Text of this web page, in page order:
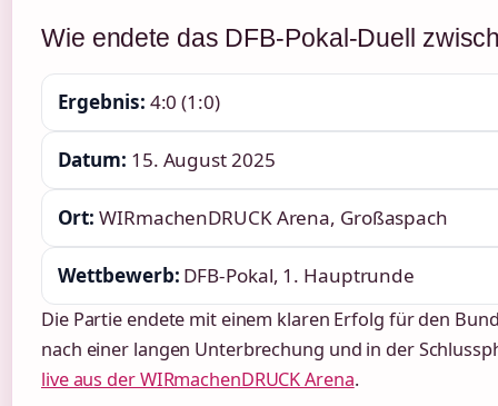
Wie endete das DFB-Pokal-Duell
Ergebnis: 4:0 (1:0)
Datum: 15. August 2025
Ort: WIRmachenDRUCK Arena, Großaspach
Wettbewerb: DFB-Pokal, 1. Hauptrunde
Die Partie endete mit einem klaren Erfolg für den
nach einer langen Unterbrechung und in der
live aus der WIRmachenDRUCK Arena.